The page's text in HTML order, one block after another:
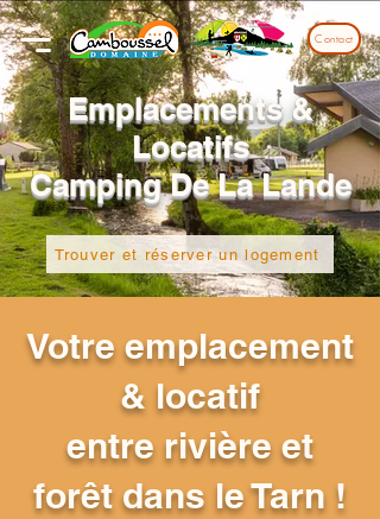
Contact
Emplacements &
Locatifs
Camping De La Lande
Trouver et réserver un logement
Votre emplacement
& locatif
entre rivière et
forêt dans le Tarn !